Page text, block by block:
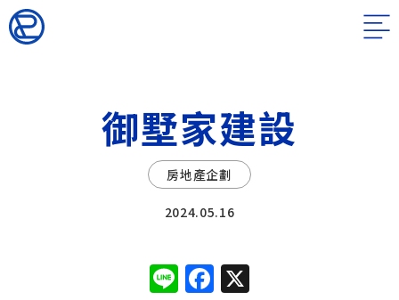
御墅家建設
房地產企劃
2024.05.16
LineFacebook